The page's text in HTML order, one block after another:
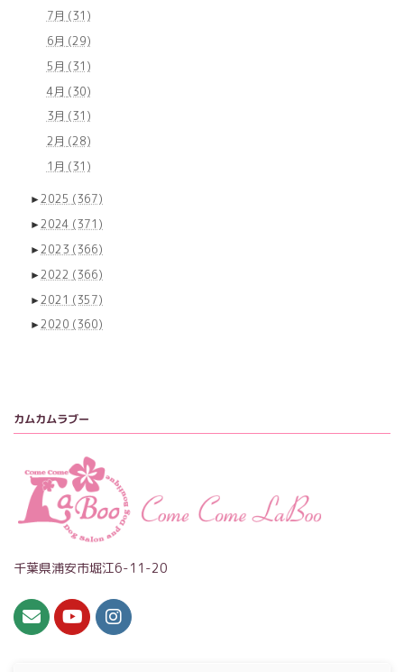
7月 (31)
6月 (29)
5月 (31)
4月 (30)
3月 (31)
2月 (28)
1月 (31)
►2025 (367)
►2024 (371)
►2023 (366)
►2022 (366)
►2021 (357)
►2020 (360)
カムカムラブー
千葉県浦安市堀江6-11-20